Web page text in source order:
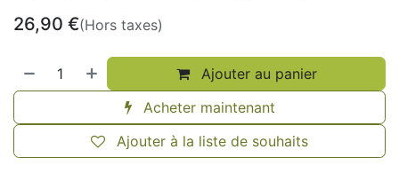
26,90 €(Hors taxes)
Ajouter au panier
Acheter maintenant
Ajouter à la liste de souhaits